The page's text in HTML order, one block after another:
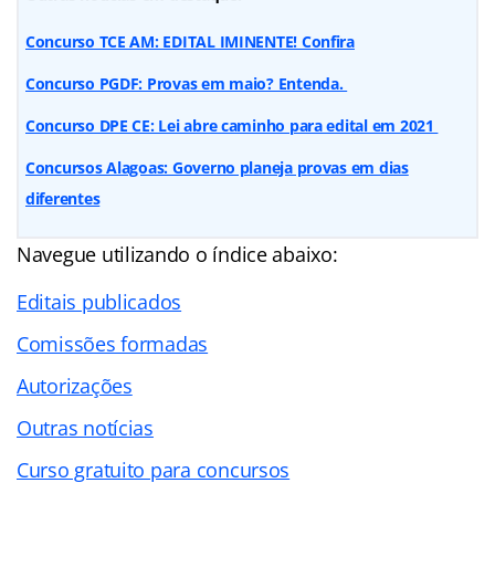
Concurso TCE AM: EDITAL IMINENTE! Confira
Concurso PGDF: Provas em maio? Entenda.
Concurso DPE CE: Lei abre caminho para edital em 2021
Concursos Alagoas: Governo planeja provas em dias
diferentes
Navegue utilizando o índice abaixo:
Editais publicados
Comissões formadas
Autorizações
Outras notícias
Curso gratuito para concursos